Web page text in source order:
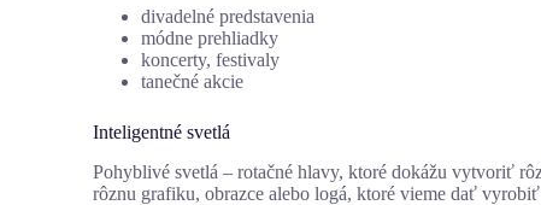
divadelné predstavenia
módne prehliadky
koncerty, festivaly
tanečné akcie
Inteligentné svetlá
Pohyblivé svetlá – rotačné hlavy, ktoré dokážu vytvoriť
rôznu grafiku, obrazce alebo logá, ktoré vieme dať